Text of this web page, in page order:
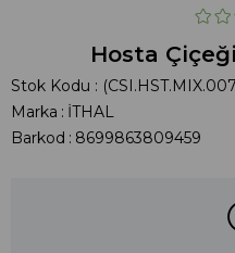
Hosta
Stok Kodu
Marka : İTHAL
Barkod : 8699863809459